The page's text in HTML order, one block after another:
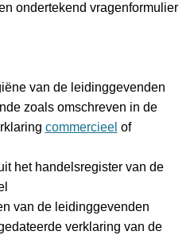
ondertekend vragenformulier
van de leidinggevenden
zoals omschreven in de
commercieel of
het handelsregister van de
van de leidinggevenden
verklaring van de